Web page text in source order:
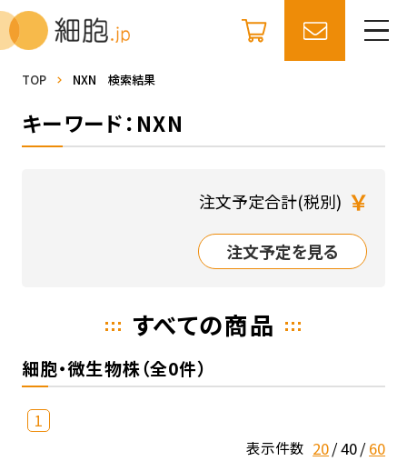
TOP NXN 検索結果
キーワード：NXN
注文予定合計(税別) ￥
注文予定を見る
すべての商品
細胞・微生物株（全0件）
1
表示件数 20 40 60